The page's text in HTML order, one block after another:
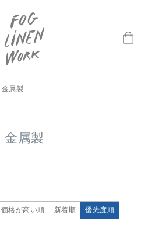
金属製
金属製
価格が高い順 新着順 優先度順